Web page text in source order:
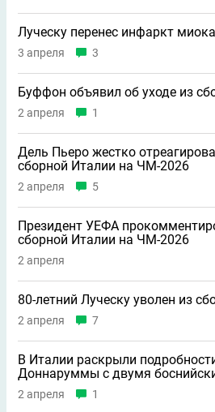
Луческу перенес инфаркт
3 апреля 3
Буффон объявил об уходе из
2 апреля 1
Дель Пьеро жестко
сборной Италии на ЧМ-2026
2 апреля 5
Президент УЕФА
сборной Италии на ЧМ-2026
2 апреля
80-летний Луческу уволен из
2 апреля 7
В Италии раскрыли
Доннаруммы с двумя
2 апреля 1